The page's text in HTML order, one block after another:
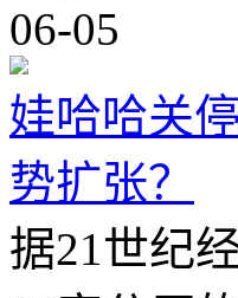
06-05
娃哈哈关
势扩张？
据21世纪